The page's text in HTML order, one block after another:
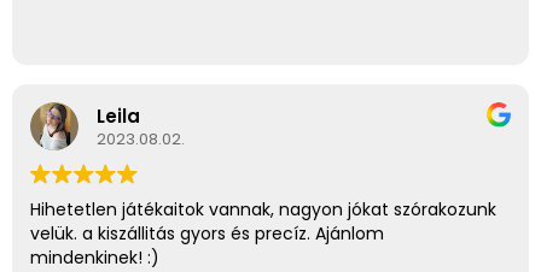
Leila
2023.08.02.
Hihetetlen játékaitok vannak, nagyon jókat szórakozunk
velük. a kiszállitás gyors és precíz. Ajánlom
mindenkinek! :)